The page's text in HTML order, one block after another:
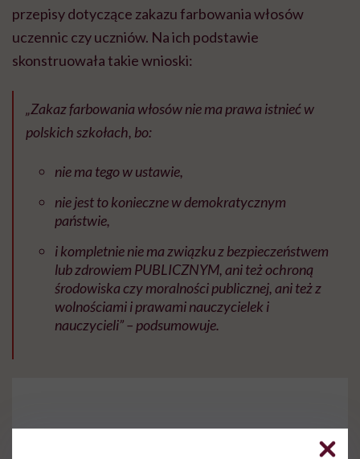
przepisy dotyczące zakazu farbowania włosów
uczennic czy uczniów. Na ich podstawie
skonstruowała takie wnioski:
„Zakaz farbowania włosów nie ma prawa istnieć w
polskich szkołach, bo:
nie ma tego w ustawie,
nie jest to konieczne w demokratycznym
państwie,
i kompletnie nie ma związku z bezpieczeństwem
lub zdrowiem PUBLICZNYM, ani też ochroną
środowiska czy moralności publicznej, ani też z
wolnościami i prawami nauczycielek i
nauczycieli” – podsumowuje.